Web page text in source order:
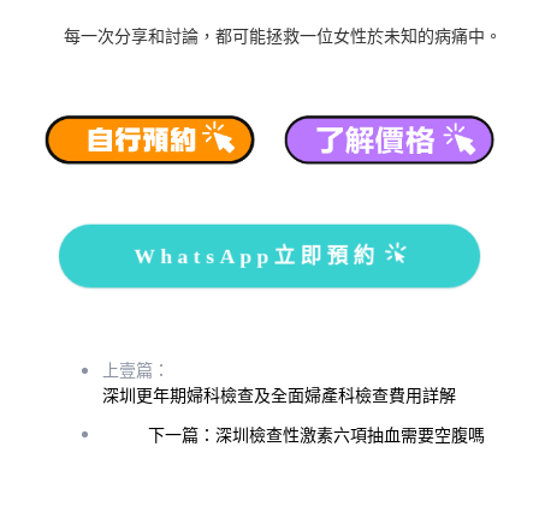
每一次分享和討論，都可能拯救一位女性於未知的病痛中。
WhatsApp立即預約
上壹篇：
深圳更年期婦科檢查及全面婦產科檢查費用詳解
下一篇：深圳檢查性激素六項抽血需要空腹嗎